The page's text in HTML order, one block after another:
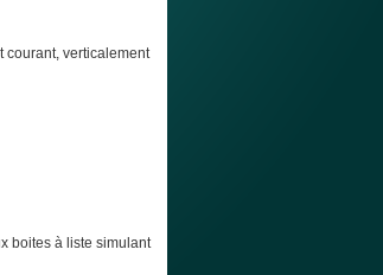
courant, verticalement
boites à liste simulant